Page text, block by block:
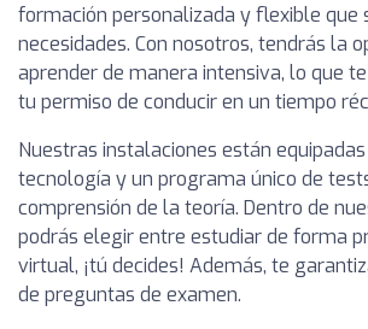
formación personalizada y flexible que
necesidades. Con nosotros, tendrás la
aprender de manera intensiva, lo que
tu permiso de conducir en un tiempo
Nuestras instalaciones están
tecnología y un programa único de
comprensión de la teoría. Dentro de
podrás elegir entre estudiar de forma
virtual, ¡tú decides! Además, te
de preguntas de examen.